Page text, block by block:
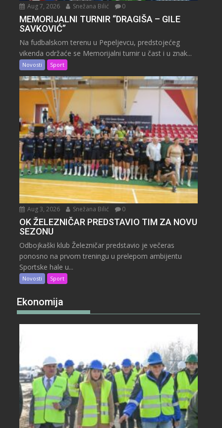
Aug 7, 2026 Snežana Bilić 0
MEMORIJALNI TURNIR “DRAGIŠA – GILE
SAVKOVIĆ”
Na fudbalskom terenu u Pepeljevcu, predstojećeg
vikenda održaće se Memorijalni turnir u čast i u znak...
Novosti Sport
Aug 3, 2026 Snežana Bilić 0
OK ŽELEZNIČAR PREDSTAVIO TIM ZA NOVU
SEZONU
Odbojkaški klub Železničar predstavio je večeras
ponosno na prvom treningu u prelepom ambijentu
Sportske hale u...
Novosti Sport
Ekonomija